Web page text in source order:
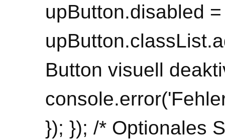
upButton.disabled
Button visuell
}); }); /* Optionales